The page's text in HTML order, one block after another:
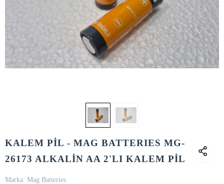
KALEM PİL - MAG BATTERIES MG-
26173 ALKALİN AA 2'LI KALEM PİL
Marka: Mag Batteries